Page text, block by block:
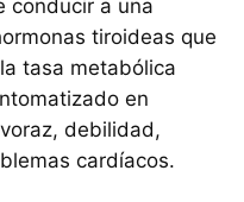
conducir a una
tiroideas que
tasa metabólica
en
debilidad,
cardíacos.